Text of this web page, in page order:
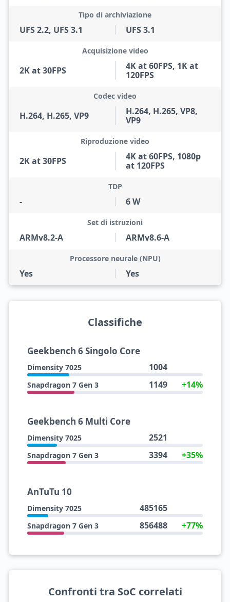
UFS 2.2, UFS 3.1
Tipo di archiviazione
UFS 3.1
2K at 30FPS
Acquisizione video
4K at 60FPS, 1K at
120FPS
H.264, H.265, VP9
Codec video
H.264, H.265, VP8,
VP9
2K at 30FPS
Riproduzione video
4K at 60FPS, 1080p
at 120FPS
-
TDP
6 W
ARMv8.2-A
Set di istruzioni
ARMv8.6-A
Yes
Processore neurale (NPU)
Yes
Classifiche
Geekbench 6 Singolo Core
Dimensity 7025 1004
Snapdragon 7 Gen 3 1149 +14%
Geekbench 6 Multi Core
Dimensity 7025 2521
Snapdragon 7 Gen 3 3394 +35%
AnTuTu 10
Dimensity 7025 485165
Snapdragon 7 Gen 3 856488 +77%
Confronti tra SoC correlati